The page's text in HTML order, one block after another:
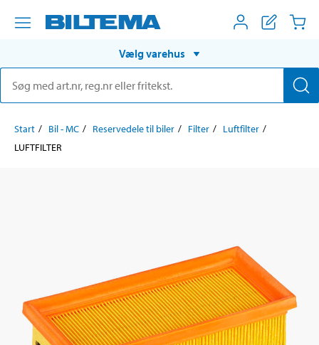
Vælg varehus
Start Bil - MC Reservedele til biler Filter
Luftfilter
LUFTFILTER